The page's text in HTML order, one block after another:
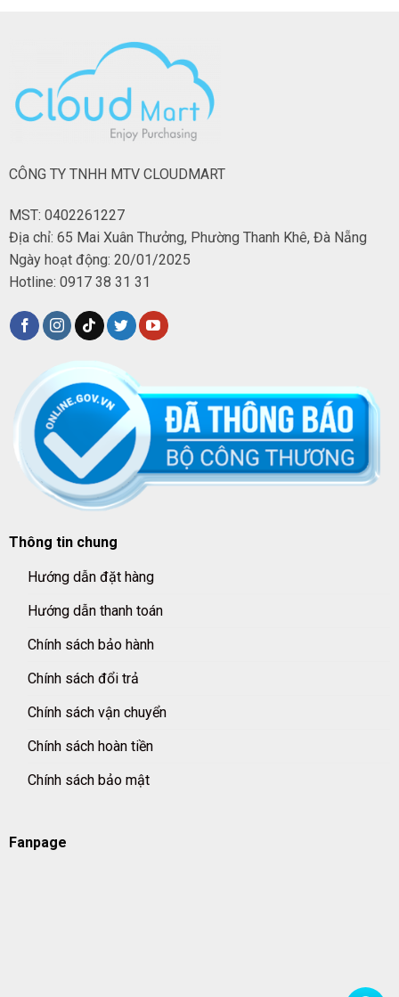
CÔNG TY TNHH MTV CLOUDMART
MST: 0402261227
Địa chỉ: 65 Mai Xuân Thưởng, Phường Thanh Khê, Đà Nẵng
Ngày hoạt động: 20/01/2025
Hotline: 0917 38 31 31
Thông tin chung
Hướng dẫn đặt hàng
Hướng dẫn thanh toán
Chính sách bảo hành
Chính sách đổi trả
Chính sách vận chuyển
Chính sách hoàn tiền
Chính sách bảo mật
Fanpage